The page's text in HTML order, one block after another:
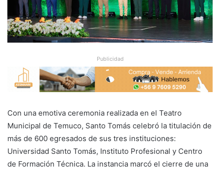
Publicidad
Con una emotiva ceremonia realizada en el Teatro
Municipal de Temuco, Santo Tomás celebró la titulación de
más de 600 egresados de sus tres instituciones:
Universidad Santo Tomás, Instituto Profesional y Centro
de Formación Técnica. La instancia marcó el cierre de una